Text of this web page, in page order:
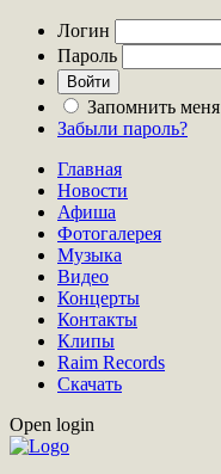
Логин
Пароль
Запомнить меня
Забыли пароль?
Главная
Новости
Афиша
Фотогалерея
Музыка
Видео
Концерты
Контакты
Клипы
Raim Records
Скачать
Open login